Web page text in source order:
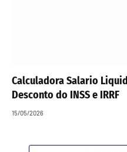
Calculadora Salario
Desconto do INSS e IRRF
15/05/2026